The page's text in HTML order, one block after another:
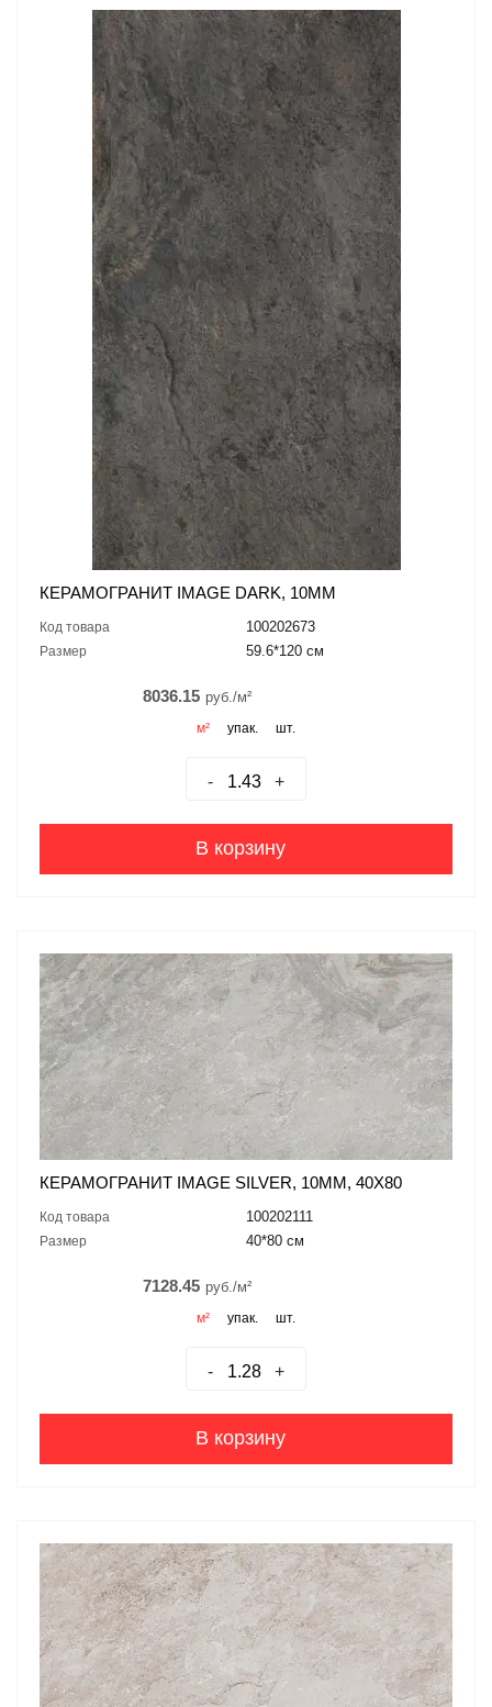
КЕРАМОГРАНИТ IMAGE DARK, 10ММ
Код товара 100202673
Размер 59.6*120 см
8036.15 руб./м²
м² упак. шт.
- +
В корзину
КЕРАМОГРАНИТ IMAGE SILVER, 10ММ, 40X80
Код товара 100202111
Размер 40*80 см
7128.45 руб./м²
м² упак. шт.
- +
В корзину